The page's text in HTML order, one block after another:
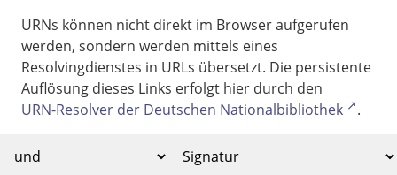
URNs können nicht direkt im Browser aufgerufen
werden, sondern werden mittels eines
Resolvingdienstes in URLs übersetzt. Die persistente
Auflösung dieses Links erfolgt hier durch den
URN-Resolver der Deutschen Nationalbibliothek
.